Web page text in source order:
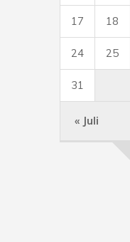
« Juli
17 18
24 25
31